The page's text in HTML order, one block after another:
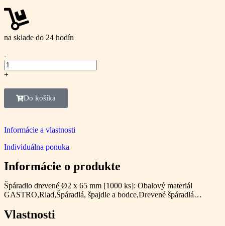
na sklade do 24 hodín
-
+
Do košíka
Informácie a vlastnosti
Individuálna ponuka
Informácie o produkte
Špáradlo drevené Ø2 x 65 mm [1000 ks]: Obalový materiál
GASTRO,Riad,Špáradlá, špajdle a bodce,Drevené špáradlá…
Vlastnosti